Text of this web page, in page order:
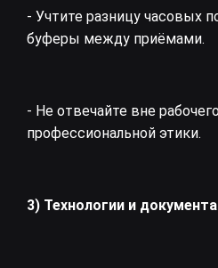
- Учтите разницу часовых
буферы между приёмами.
- Не отвечайте вне
профессиональной этики.
3) Технологии и